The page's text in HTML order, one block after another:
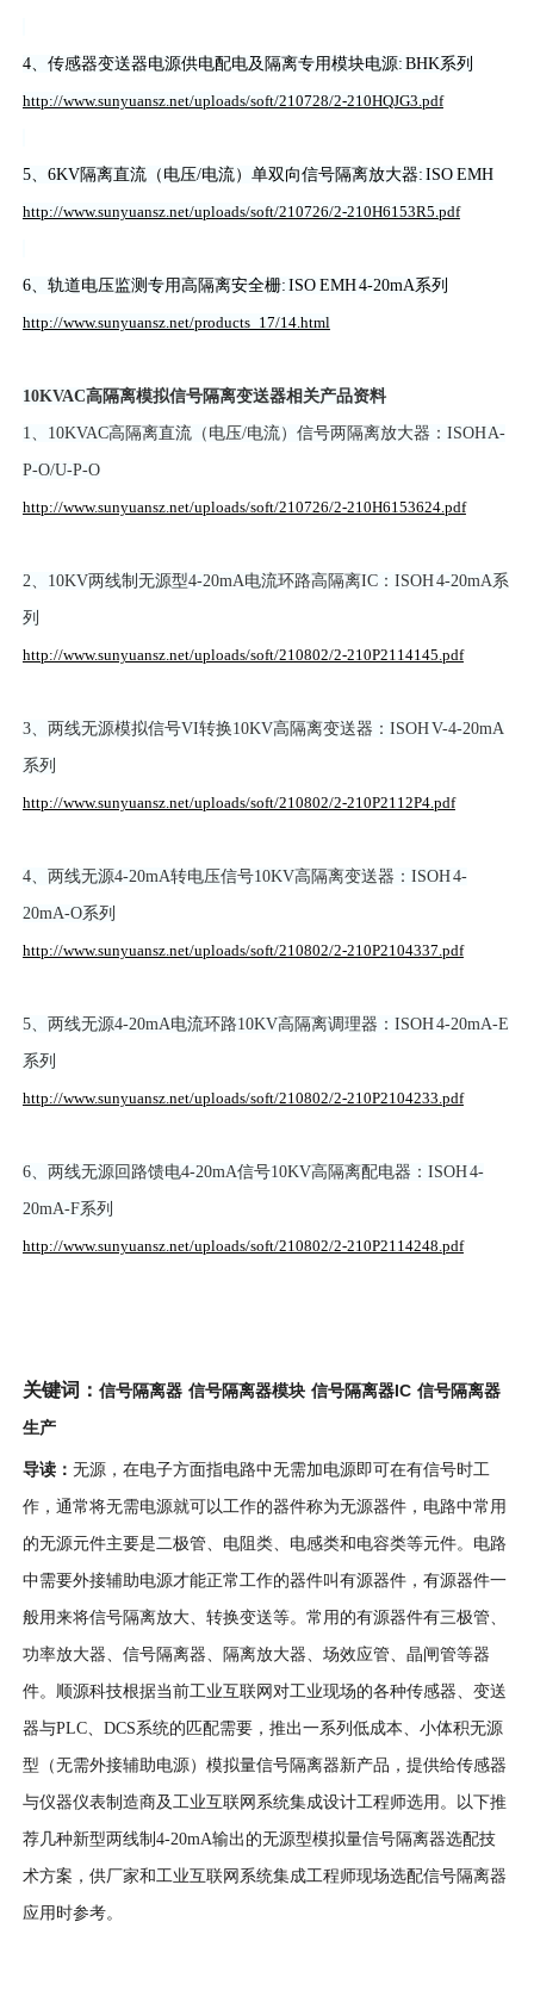
4、传感器变送器电源供电配电及隔离专用模块电源: BHK系列
http://www.sunyuansz.net/uploads/soft/210728/2-210HQJG3.pdf
5、6KV隔离直流（电压/电流）单双向信号隔离放大器: ISO EMH
http://www.sunyuansz.net/uploads/soft/210726/2-210H6153R5.pdf
6、轨道电压监测专用高隔离安全栅: ISO EMH 4-20mA系列
http://www.sunyuansz.net/products_17/14.html
10KVAC高隔离模拟信号隔离变送器相关产品资料
1、10KVAC高隔离直流（电压/电流）信号两隔离放大器：ISOH A-
P-O/U-P-O
http://www.sunyuansz.net/uploads/soft/210726/2-210H6153624.pdf
2、10KV两线制无源型4-20mA电流环路高隔离IC：ISOH 4-20mA系
列
http://www.sunyuansz.net/uploads/soft/210802/2-210P2114145.pdf
3、两线无源模拟信号VI转换10KV高隔离变送器：ISOH V-4-20mA
系列
http://www.sunyuansz.net/uploads/soft/210802/2-210P2112P4.pdf
4、两线无源4-20mA转电压信号10KV高隔离变送器：ISOH 4-
20mA-O系列
http://www.sunyuansz.net/uploads/soft/210802/2-210P2104337.pdf
5、两线无源4-20mA电流环路10KV高隔离调理器：ISOH 4-20mA-E
系列
http://www.sunyuansz.net/uploads/soft/210802/2-210P2104233.pdf
6、两线无源回路馈电4-20mA信号10KV高隔离配电器：ISOH 4-
20mA-F系列
http://www.sunyuansz.net/uploads/soft/210802/2-210P2114248.pdf
关键词： 信号隔离器 信号隔离器模块 信号隔离器IC 信号隔离器
生产
导读： 无源，在电子方面指电路中无需加电源即可在有信号时工
作，通常将无需电源就可以工作的器件称为无源器件，电路中常用
的无源元件主要是二极管、电阻类、电感类和电容类等元件。电路
中需要外接辅助电源才能正常工作的器件叫有源器件，有源器件一
般用来将信号隔离放大、转换变送等。常用的有源器件有三极管、
功率放大器、信号隔离器、隔离放大器、场效应管、晶闸管等器
件。顺源科技根据当前工业互联网对工业现场的各种传感器、变送
器与PLC、DCS系统的匹配需要，推出一系列低成本、小体积无源
型（无需外接辅助电源）模拟量信号隔离器新产品，提供给传感器
与仪器仪表制造商及工业互联网系统集成设计工程师选用。以下推
荐几种新型两线制4-20mA输出的无源型模拟量信号隔离器选配技
术方案，供厂家和工业互联网系统集成工程师现场选配信号隔离器
应用时参考。